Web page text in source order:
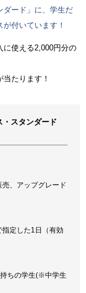
ダード」に、学生だ
付いています！
に使える2,000円分の
たります！
・スタンダード
、アップグレード
定した1日（有効
ちの学生(※中学生